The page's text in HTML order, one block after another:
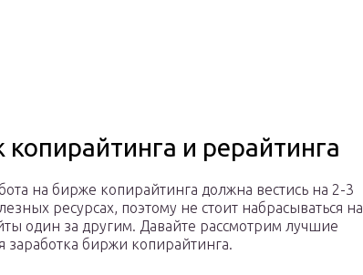
и рерайтинга
на бирже копирайтинга должна вестись на 2-3
ресурсах, поэтому не стоит набрасываться на
один за другим. Давайте рассмотрим лучшие
заработка биржи копирайтинга.